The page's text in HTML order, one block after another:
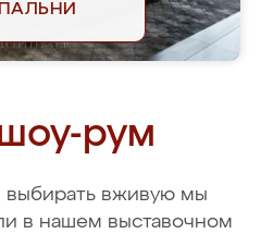
рум
вживую мы
в нашем выставочном